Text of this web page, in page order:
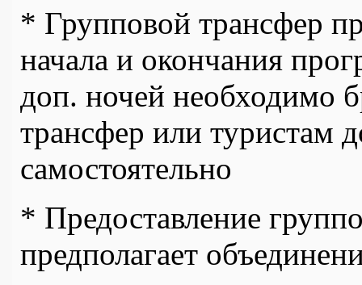
* Групповой трансфер
начала и окончания
доп. ночей необходимо
трансфер или туристам
самостоятельно
* Предоставление
предполагает